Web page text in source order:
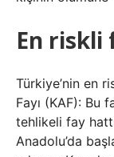
En riskli
Türkiye’nin en
Fayı (KAF): Bu
tehlikeli fay
Anadolu’da